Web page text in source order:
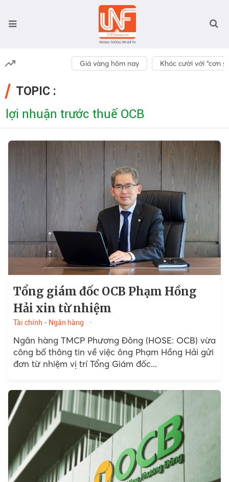
Giá vàng hôm nay Khóc cười với “cơn
TOPIC :
lợi nhuận trước thuế OCB
Tổng giám đốc OCB Phạm Hồng
Hải xin từ nhiệm
Tài chính - Ngân hàng
Ngân hàng TMCP Phương Đông (HOSE: OCB) vừa
công bố thông tin về việc ông Phạm Hồng Hải gửi
đơn từ nhiệm vị trí Tổng Giám đốc...